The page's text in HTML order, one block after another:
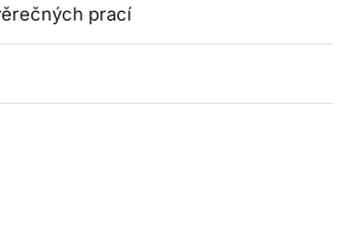
prací